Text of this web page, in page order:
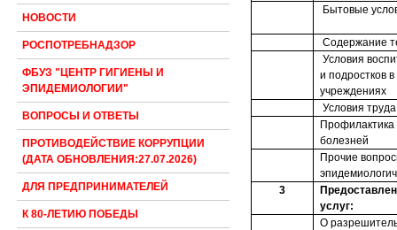
НОВОСТИ
РОСПОТРЕБНАДЗОР
ФБУЗ "ЦЕНТР ГИГИЕНЫ И
ЭПИДЕМИОЛОГИИ"
ВОПРОСЫ И ОТВЕТЫ
ПРОТИВОДЕЙСТВИЕ КОРРУПЦИИ
(ДАТА ОБНОВЛЕНИЯ:27.07.2026)
ДЛЯ ПРЕДПРИНИМАТЕЛЕЙ
К 80-ЛЕТИЮ ПОБЕДЫ
Бытовые
Содержание
Условия
и подростков
учреждениях
Условия труда
болезней
Прочие
3
услуг:
О